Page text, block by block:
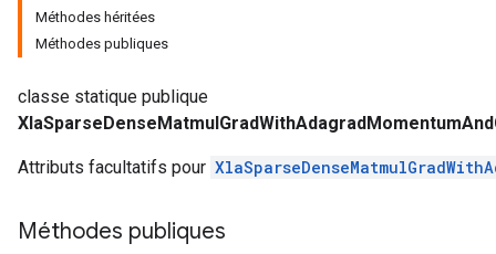
Méthodes héritées
Méthodes publiques
classe statique publique
Attributs facultatifs pour
Méthodes publiques